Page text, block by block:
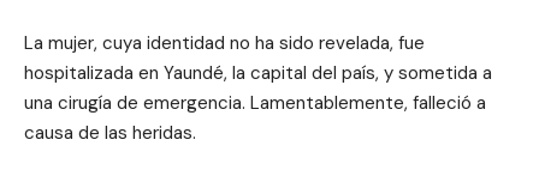
La mujer, cuya identidad no ha sido revelada, fue
hospitalizada en Yaundé, la capital del país, y sometida a
una cirugía de emergencia. Lamentablemente, falleció a
causa de las heridas.